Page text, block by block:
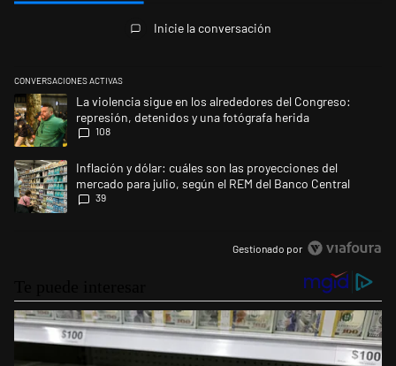
Inicie la conversación
CONVERSACIONES ACTIVAS
Este listado muestra los artículos con más comentarios en los últimos
Un artículo de tendencia con el título "La violencia sigue en los
La violencia sigue en los alrededores del Congreso:
represión, detenidos y una fotógrafa herida
108
Un artículo de tendencia con el título "Inflación y dólar: cuáles son las
Inflación y dólar: cuáles son las proyecciones del
mercado para julio, según el REM del Banco Central
39
Gestionado por